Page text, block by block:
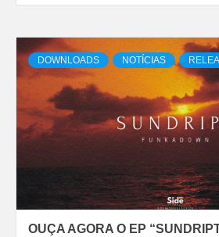
DOWNLOADS NOTÍCIAS
OUÇA AGORA O EP